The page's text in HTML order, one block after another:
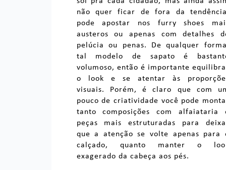
não quer ficar de fora da
pode apostar nos furry shoes
austeros ou apenas com detalhes
pelúcia ou penas. De qualquer
tal modelo de sapato é
volumoso, então é importante
o look e se atentar às
visuais. Porém, é claro que com
pouco de criatividade você pode
tanto composições com alfaiataria
peças mais estruturadas para
que a atenção se volte apenas para
calçado, quanto manter o
exagerado da cabeça aos pés.